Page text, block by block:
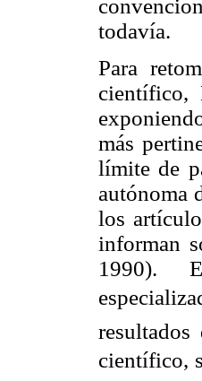
todavía.
Para
científico,
más
límite de
autónoma
los
informan
1990).
científico,